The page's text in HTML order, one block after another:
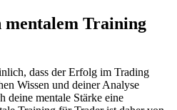
mentalem Training
dass der Erfolg im Trading
Wissen und deiner Analyse
deine mentale Stärke eine